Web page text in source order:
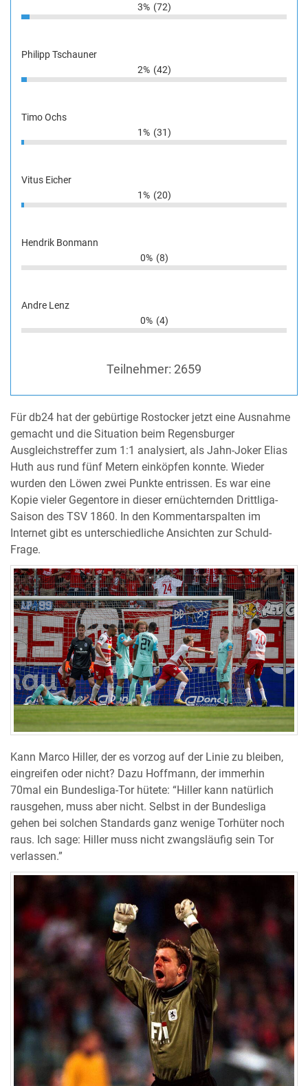
3% (72)
Philipp Tschauner
2% (42)
Timo Ochs
1% (31)
Vitus Eicher
1% (20)
Hendrik Bonmann
0% (8)
Andre Lenz
0% (4)
Teilnehmer: 2659
Für db24 hat der gebürtige Rostocker jetzt eine Ausnahme
gemacht und die Situation beim Regensburger
Ausgleichstreffer zum 1:1 analysiert, als Jahn-Joker Elias
Huth aus rund fünf Metern einköpfen konnte. Wieder
wurden den Löwen zwei Punkte entrissen. Es war eine
Kopie vieler Gegentore in dieser ernüchternden Drittliga-
Saison des TSV 1860. In den Kommentarspalten im
Internet gibt es unterschiedliche Ansichten zur Schuld-
Frage.
Kann Marco Hiller, der es vorzog auf der Linie zu bleiben,
eingreifen oder nicht? Dazu Hoffmann, der immerhin
70mal ein Bundesliga-Tor hütete: “Hiller kann natürlich
rausgehen, muss aber nicht. Selbst in der Bundesliga
gehen bei solchen Standards ganz wenige Torhüter noch
raus. Ich sage: Hiller muss nicht zwangsläufig sein Tor
verlassen.”